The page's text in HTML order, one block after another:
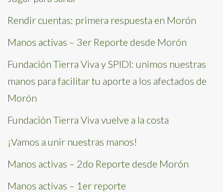
Rendir cuentas: primera respuesta en Morón
Manos activas – 3er Reporte desde Morón
Fundación Tierra Viva y SPIDI: unimos nuestras
manos para facilitar tu aporte a los afectados de
Morón
Fundación Tierra Viva vuelve a la costa
¡Vamos a unir nuestras manos!
Manos activas – 2do Reporte desde Morón
Manos activas – 1er reporte